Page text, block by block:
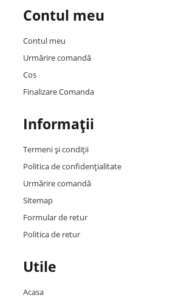
Contul meu
Contul meu
Urmărire comandă
Cos
Finalizare Comanda
Informații
Termeni și condiții
Politica de confidențialitate
Urmărire comandă
Sitemap
Formular de retur
Politica de retur
Utile
Acasa